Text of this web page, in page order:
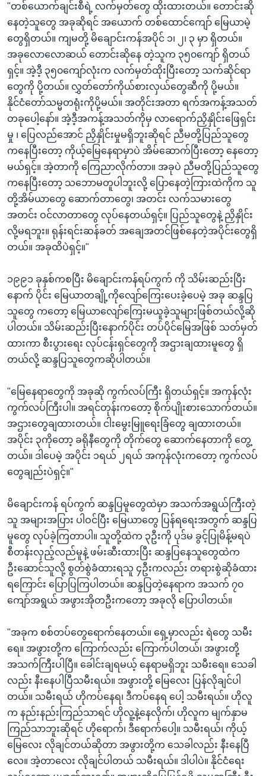
"တစ်ယောက်ချင်းစီရဲ့ လက်မှတ်တွေ ထိုးထားတယ်။ တောင်းဆို
နေတဲ့သူတွေ အခုဆိုရင် အယောက် တစ်ထောင်ကျော် မြေယာမဲ့
တွေရှိတယ်။ ကျမတို့ မိချောင်းကန်အပိုင် ၁၊ ၂၊ ၃ မှာ ရှိတယ်။
အခုလောလောဆယ် တောင်းဆိုနေ တဲ့သူက ၃၅၀ကျော် ရှိတယ်
ရှင့်။ အဲ့ဒီ့ ၃၅၀ကျော်လုံးက လက်မှတ်ထိုးပြီးတော့ သက်ဆိုင်ရာ
တွေကို ပို့တယ်။ လွှတ်တော်ကိုယ်စားလှယ်တွေဆီကို ပို့မယ်။
နိုင်ငံတော်သမ္မတရုံးကိုပို့မယ်။ အတိုင်းအတာ ရက်အကန့်အသတ်
တခုပေါ့နော်။ အဲ့ဒီ့အကန့်အသတ်ကိုမှ လာရောက်ညှိနှိုင်းဖြေရှင်း
မှု ၊ ပြေလည်အောင် ညှိနှိုင်းမှုမရှိဘူးဆိုရင် ညီမတို့ပြည်သူတွေ
ကနေပြီးတော့ ကိုယ့်မြေနေရာမှာပဲ အိမ်ဆောက်ပြီးတော့ နေတော့
မယ်ရှင့်။ အဲ့တာကို ကြေညာလိုက်တာ။ အခုပဲ ညီမတို့ပြည်သူတွေ
ကနေပြီးတော့ သဘောမတူပါဘူးလို့ ပြောနေတဲ့ကြားထဲကိုက သူ
တို့အိမ်ယာတွေ ဆောက်တာတွေ၊ အတင်း လက်သမားတွေ
အတင်း ဝင်လာတာတွေ လုပ်နေတယ်ရှင့်။ ပြည်သူတွေနဲ့ ညှိနှိုင်း
လို့မရဘူး။ ရုန်းရင်းဆန်ခတ် အချေအတင်ဖြစ်နေတဲ့အပိုင်းတွေရှိ
တယ်။ အခုထိပဲရှင့်။"
၁၉၉၁ ခုနှစ်ကစပြီး မိချောင်းကန်ရပ်ကွက် ကို သိမ်းဆည်းပြီး
နောက် ပိုင်း မြေယာတချို့ကိုလျော်ကြေးပေးခဲ့ပေမဲ့ အခု ဆန္ဒပြ
သူတွေ ကတော့ မြေယာလျော်ကြေးမယူခဲ့သူများဖြစ်တယ်လို့ဆို
ပါတယ်။ သိမ်းဆည်းပြီးနောက်ပိုင်း တပ်ပိုင်မြေအဖြစ် သတ်မှတ်
ထားကာ စီးပွားရေး လုပ်ငန်းရှင်တွေကို အဌားချထားမူတွေ ရှိ
တယ်လို့ ဆန္ဒပြသူတွေကဆိုပါတယ်။
"မြေနေရာတွေကို အခုဆို ကွက်လပ်ကြီး ရှိတယ်ရှင့်။ အကုန်လုံး
ကွက်လပ်ကြီးပါ။ အရင်တုန်းကတော့ စိုက်ပျိုးစားသောက်တယ်။
အဌားတွေချထားတယ်။ ငါးမွေးမြူရေးခြံတွေ ချထားတယ်။
အပိုင်း ၃ကိုတော့ ခရိုနီတွေကို တိုက်တွေ ဆောက်နေတာကို တွေ့
တယ်။ ဒါပေမဲ့ အပိုင်း ၁ရယ် ၂ရယ် အကုန်လုံးကတော့ ကွက်လပ်
တွေချည်းပဲရှင့်။"
မိချောင်းကန် ရပ်ကွက် ဆန္ဒပြမူတွေထဲမှာ အသက်အရွယ်ကြီးတဲ့
သူ အများအပြား ပါဝင်ပြီး မြေယာတွေ ပြန်ရရေးအတွက် ဆန္ဒပြ
မူတွေ လုပ်ခဲ့ကြတာပါ။ သူတို့ထဲက ၃ဦးကို ပုဒ်မ ခွင့်ပြုမိန့်မရပဲ
စီတန်းလှည့်လည်မူနဲ့ ဖမ်းဆီးထားပြီး ဆန္ဒပြနေသူတွေထဲက
ဦးဆောင်သူလို့ စွတ်စွဲခံထားရသူ ၄ဦးကလည်း တရားစွဲဆိုခံထား
ရကြောင်း ပြောပြကြပါတယ်။ ဆန္ဒပြတဲ့နေရာက အသက် ၇၀
ကျော်အရွယ် အဖွားအိုတဦးကတော့ အခုလို ပြောပါတယ်။
"အခုက စစ်တပ်တွေရောက်နေတယ်။ ရှေ့မှာလည်း ရဲတွေ သမီး
ရေ။ အဖွားတို့က ကြောက်လည်း ကြောက်ပါတယ်၊ အဖွားတို့
အသက်ကြီးပါပြီ။ ခေါင်းချရမယ့် နေရာမရှိဘူး သမီးရေ။ သေခါ
လည်း နီးနေပါပြီသမီးရယ်။ အဖွားတို့ မြေလေး ပြန်လိုချင်ပါ
တယ်။ သမီးရယ် ဟိုကပ်နေရ၊ ဒီကပ်နေရ ပေါ့ သမီးရယ်။ ဟိုလူ
က နည်းနည်းကြည်သာရင် ဟိုလူ့နဲ့နေလိုက်၊ ဟိုလူက မျက်နှာမ
ကြည်သာဘူးဆိုရင် ဟိုရောက်၊ ဒီရောက်ပေါ့။ သမီးရယ်၊ ကိုယ့်
မြေလေး လိုချင်တယ်ဆိုတာ အဖွားတို့က သေခါလည်း နီးနေပြီ
လေ။ အဲ့တာလေး လိုချင်ပါတယ် သမီးရယ်။ ဒါပါပဲ။ နိုင်ငံရေး